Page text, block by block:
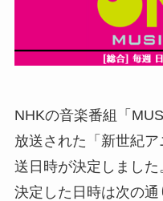
NHKの音楽番組「
放送された「新世紀
送日時が決定しました
決定した日時は次の通